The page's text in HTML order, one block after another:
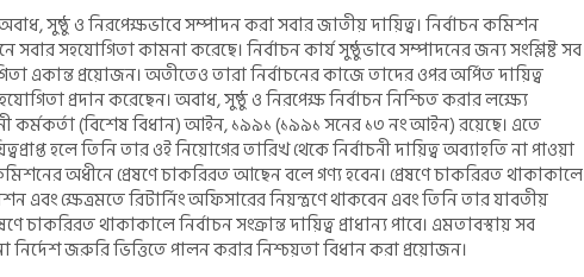
সুষ্ঠু ও নিরপেক্ষভাবে সম্পাদন করা সবার জাতীয় দায়িত্ব। নির্বাচন কমিশন
সবার সহযোগিতা কামনা করেছে। নির্বাচন কার্য সুষ্ঠুভাবে সম্পাদনের জন্য সংশ্লিষ্ট সব
একান্ত প্রয়োজন। অতীতেও তারা নির্বাচনের কাজে তাদের ওপর অর্পিত দায়িত্ব
প্রদান করেছেন। অবাধ, সুষ্ঠু ও নিরপেক্ষ নির্বাচন নিশ্চিত করার লক্ষ্যে
কর্মকর্তা (বিশেষ বিধান) আইন, ১৯৯১ (১৯৯১ সনের ১৩ নং আইন) রয়েছে। এতে
হলে তিনি তার ওই নিয়োগের তারিখ থেকে নির্বাচনী দায়িত্ব অব্যাহতি না পাওয়া
অধীনে প্রেষণে চাকরিরত আছেন বলে গণ্য হবেন। প্রেষণে চাকরিরত থাকাকালে
এবং ক্ষেত্রমতে রিটার্নিং অফিসারের নিয়ন্ত্রণে থাকবেন এবং তিনি তার যাবতীয়
থাকাকালে নির্বাচন সংক্রান্ত দায়িত্ব প্রাধান্য পাবে। এমতাবস্থায় সব
নির্দেশ জরুরি ভিত্তিতে পালন করার নিশ্চয়তা বিধান করা প্রয়োজন।